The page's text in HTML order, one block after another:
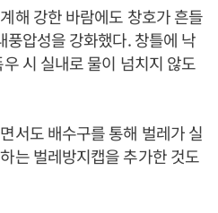
해 강한 바람에도 창호가 흔들
풍압성을 강화했다. 창틀에 낙
시 실내로 물이 넘치지 않도
서도 배수구를 통해 벌레가 실
는 벌레방지캡을 추가한 것도